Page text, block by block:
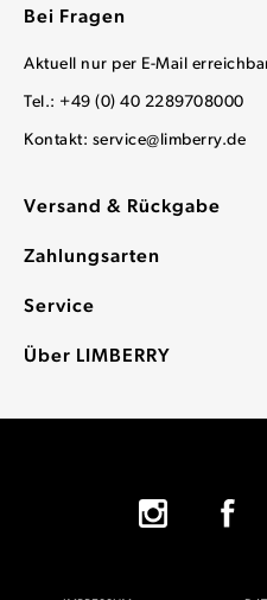
Versand & Rückgabe
Zahlungsarten
Service
Über LIMBERRY
Bei Fragen
Aktuell nur per E-Mail
Tel.: +49 (0) 40 2289708000
Kontakt: service@limberry.de